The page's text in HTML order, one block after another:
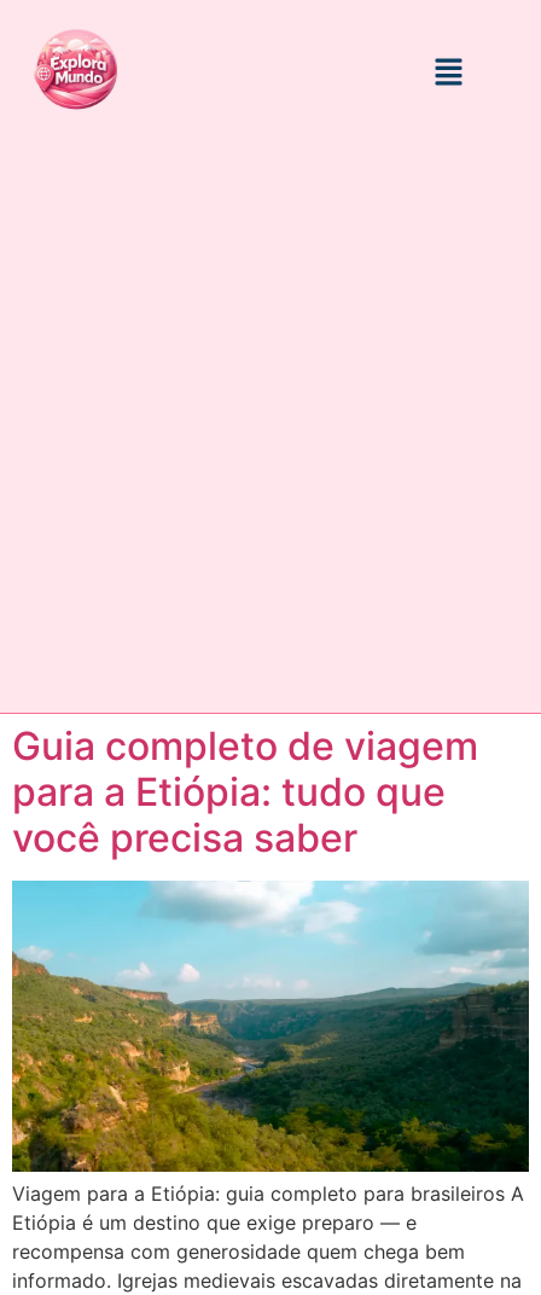
Guia completo de viagem
para a Etiópia: tudo que
você precisa saber
Viagem para a Etiópia: guia completo para brasileiros A
Etiópia é um destino que exige preparo — e
recompensa com generosidade quem chega bem
informado. Igrejas medievais escavadas diretamente na